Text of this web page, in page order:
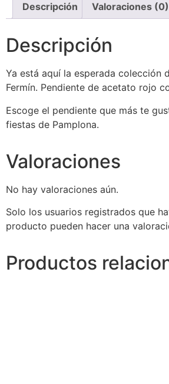
Descripción Valoraciones (0)
Descripción
Ya está aquí la esperada colección
Fermín. Pendiente de acetato rojo
Escoge el pendiente que más te
fiestas de Pamplona.
Valoraciones
No hay valoraciones aún.
Solo los usuarios registrados que
producto pueden hacer una
Productos